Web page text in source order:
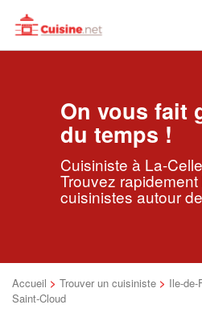
On vous fait
du temps !
Cuisiniste à La-
Trouvez
cuisinistes autour
Accueil > Trouver un cuisiniste > Ile-de-
Saint-Cloud